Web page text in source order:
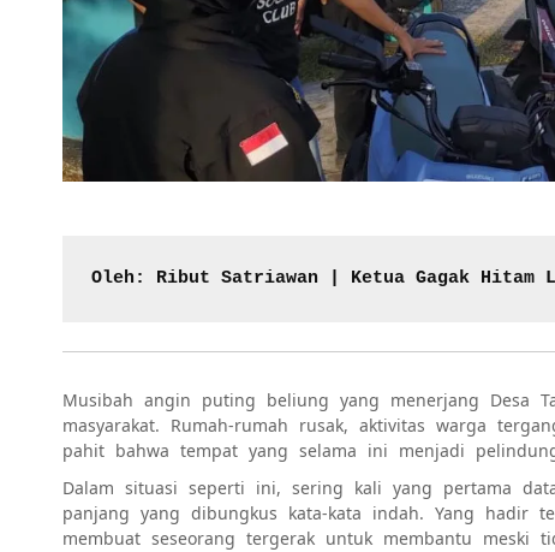
Oleh: Ribut Satriawan | Ketua Gagak Hitam
Musibah angin puting beliung yang menerjang Desa
masyarakat. Rumah-rumah rusak, aktivitas warga
pahit bahwa tempat yang selama ini menjadi
Dalam situasi seperti ini, sering kali yang pertama
panjang yang dibungkus kata-kata indah. Yang hadir
membuat seseorang tergerak untuk membantu meski